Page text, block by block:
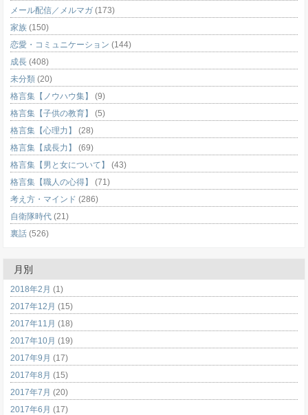
メール配信／メルマガ (173)
家族 (150)
恋愛・コミュニケーション (144)
成長 (408)
未分類 (20)
格言集【ノウハウ集】
(9)
格言集【子供の教育】
(5)
格言集【心理力】
(28)
格言集【成長力】
(69)
格言集【男と女について】
(43)
格言集【職人の心得】
(71)
考え方・マインド (286)
自衛隊時代 (21)
裏話 (526)
月別
2018年2月 (1)
2017年12月 (15)
2017年11月 (18)
2017年10月 (19)
2017年9月 (17)
2017年8月 (15)
2017年7月 (20)
2017年6月 (17)